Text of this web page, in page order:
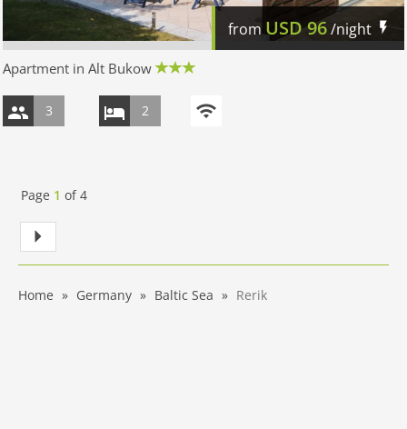
fromUSD96/night
Apartment in Alt Bukow
3 2
Page 1 of4
Home Germany Baltic Sea Rerik